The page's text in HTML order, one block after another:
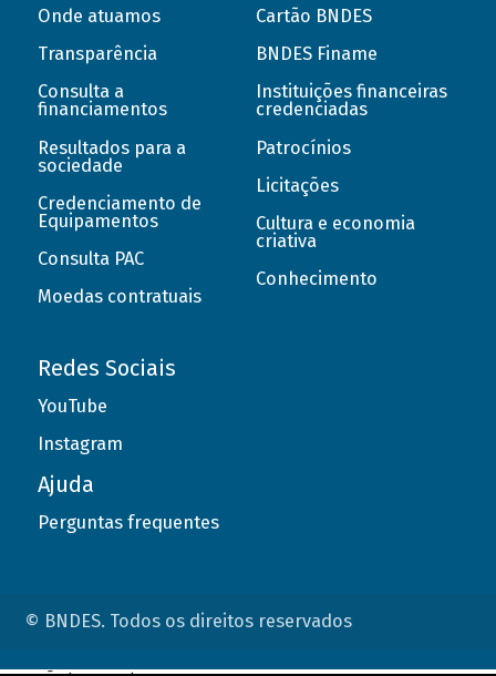
Onde atuamos
Transparência
Consulta a
financiamentos
Resultados para a
sociedade
Credenciamento de
Equipamentos
Consulta PAC
Moedas contratuais
Cartão BNDES
BNDES Finame
Instituições financeiras
credenciadas
Patrocínios
Licitações
Cultura e economia
criativa
Conhecimento
Redes Sociais
YouTube
Instagram
Ajuda
Perguntas frequentes
© BNDES. Todos os direitos reservados